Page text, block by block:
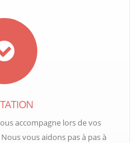
accompagne lors de vos
vous aidons pas à pas à